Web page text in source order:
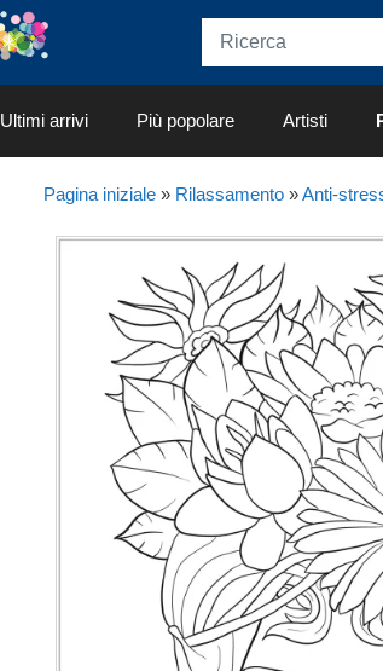
Ultimi arrivi Più popolare Artisti
Pagina iniziale» Rilassamento»Anti-